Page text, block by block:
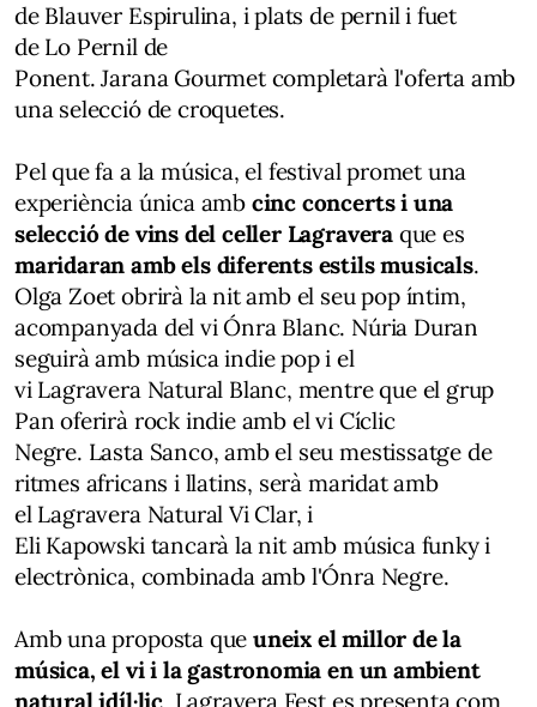
de Blauver Espirulina, i plats de pernil i fuet
de Lo Pernil de
Ponent. Jarana Gourmet completarà l'oferta amb
una selecció de croquetes.
Pel que fa a la música, el festival promet una
experiència única amb cinc concerts i una
selecció de vins del celler Lagraveraque es
maridaran amb els diferents estils musicals.
Olga Zoet obrirà la nit amb el seu pop íntim,
acompanyada del vi Ónra Blanc. Núria Duran
seguirà amb música indie pop i el
vi Lagravera Natural Blanc, mentre que el grup
Pan oferirà rock indie amb el vi Cíclic
Negre. Lasta Sanco, amb el seu mestissatge de
ritmes africans i llatins, serà maridat amb
el Lagravera Natural Vi Clar, i
Eli Kapowski tancarà la nit amb música funky i
electrònica, combinada amb l'Ónra Negre.
Amb una proposta que uneix el millor de la
música, el vi i la gastronomia en un ambient
natural idíl·lic, Lagravera Fest es presenta com